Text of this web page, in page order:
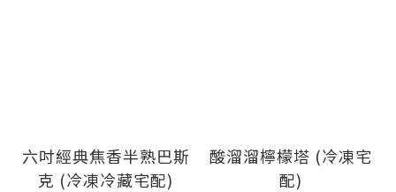
六吋經典焦香半熟巴斯
克 (冷凍冷藏宅配)
酸溜溜檸檬塔 (冷凍宅
配)